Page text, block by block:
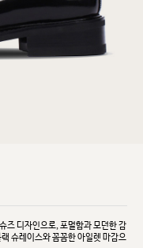
즈 디자인으로, 포멀함과 모던한 감
슈레이스와 꼼꼼한 아일렛 마감으